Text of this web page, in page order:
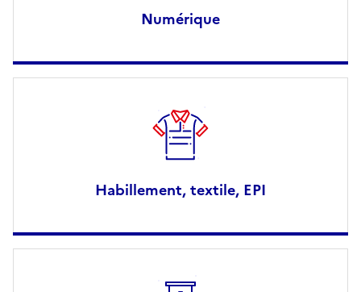
Numérique
Habillement, textile, EPI